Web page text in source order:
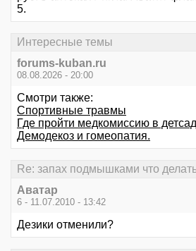
5.
Интересные темы
forums-kuban.ru
08.08.2026 - 20:00
Смотри также:
Спортивные травмы
Где пройти медкомиссию в
Демодекоз и гомеопатия.
Re: запах подмышками что
Аватар
6 - 11.07.2010 - 13:42
Дезики отменили?